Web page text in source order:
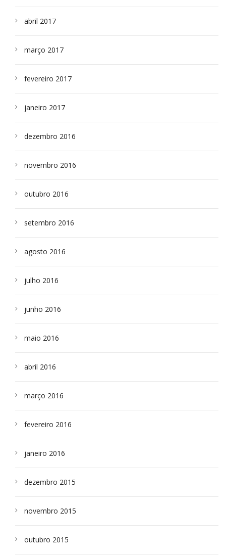
abril 2017
março 2017
fevereiro 2017
janeiro 2017
dezembro 2016
novembro 2016
outubro 2016
setembro 2016
agosto 2016
julho 2016
junho 2016
maio 2016
abril 2016
março 2016
fevereiro 2016
janeiro 2016
dezembro 2015
novembro 2015
outubro 2015